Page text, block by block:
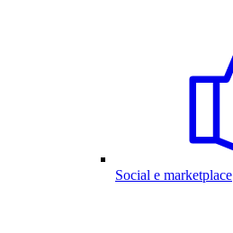
Social e marketplace